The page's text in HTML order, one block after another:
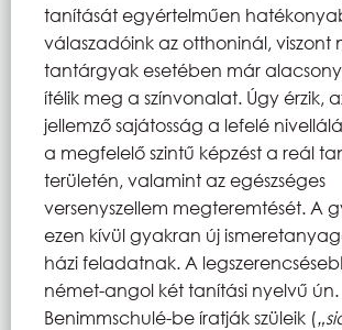
tanítását egyértelműen
válaszadóink az otthoninál, viszont
tantárgyak esetében már
ítélik meg a színvonalat. Úgy érzik,
jellemző sajátosság a lefelé
a megfelelő szintű képzést a reál
területén, valamint az egészséges
versenyszellem megteremtését. A
ezen kívül gyakran új
házi feladatnak. A
német-angol két tanítási nyelvű ún.
Benimmschulé-be íratják szüleik (